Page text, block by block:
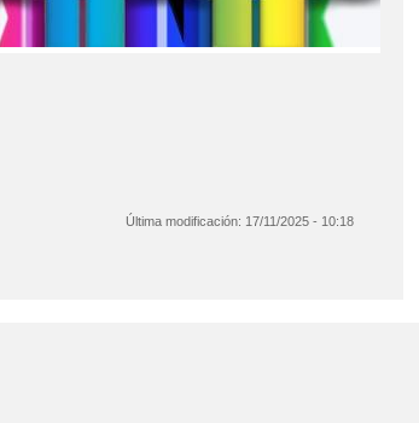
Última modificación: 17/11/2025 - 10:18